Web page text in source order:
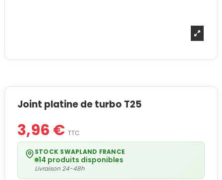
Joint platine de turbo T25
3,96 € TTC
STOCK SWAPLAND FRANCE
14 produits disponibles
Livraison 24-48h